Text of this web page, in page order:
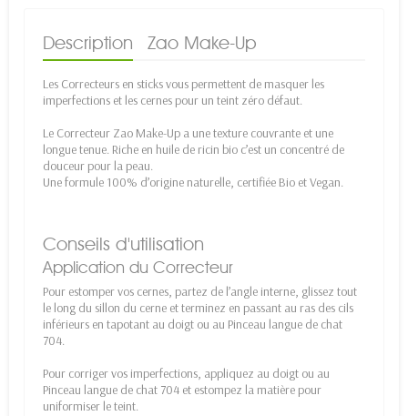
Description Zao Make-Up
Les Correcteurs en sticks vous permettent de masquer les
imperfections et les cernes pour un teint zéro défaut.
Le Correcteur Zao Make-Up a une texture couvrante et une
longue tenue. Riche en huile de ricin bio c’est un concentré de
douceur pour la peau.
Une formule 100% d’origine naturelle, certifiée Bio et Vegan.
Conseils d'utilisation
Application du Correcteur
Pour estomper vos cernes, partez de l’angle interne, glissez tout
le long du sillon du cerne et terminez en passant au ras des cils
inférieurs en tapotant au doigt ou au Pinceau langue de chat
704.
Pour corriger vos imperfections, appliquez au doigt ou au
Pinceau langue de chat 704 et estompez la matière pour
uniformiser le teint.